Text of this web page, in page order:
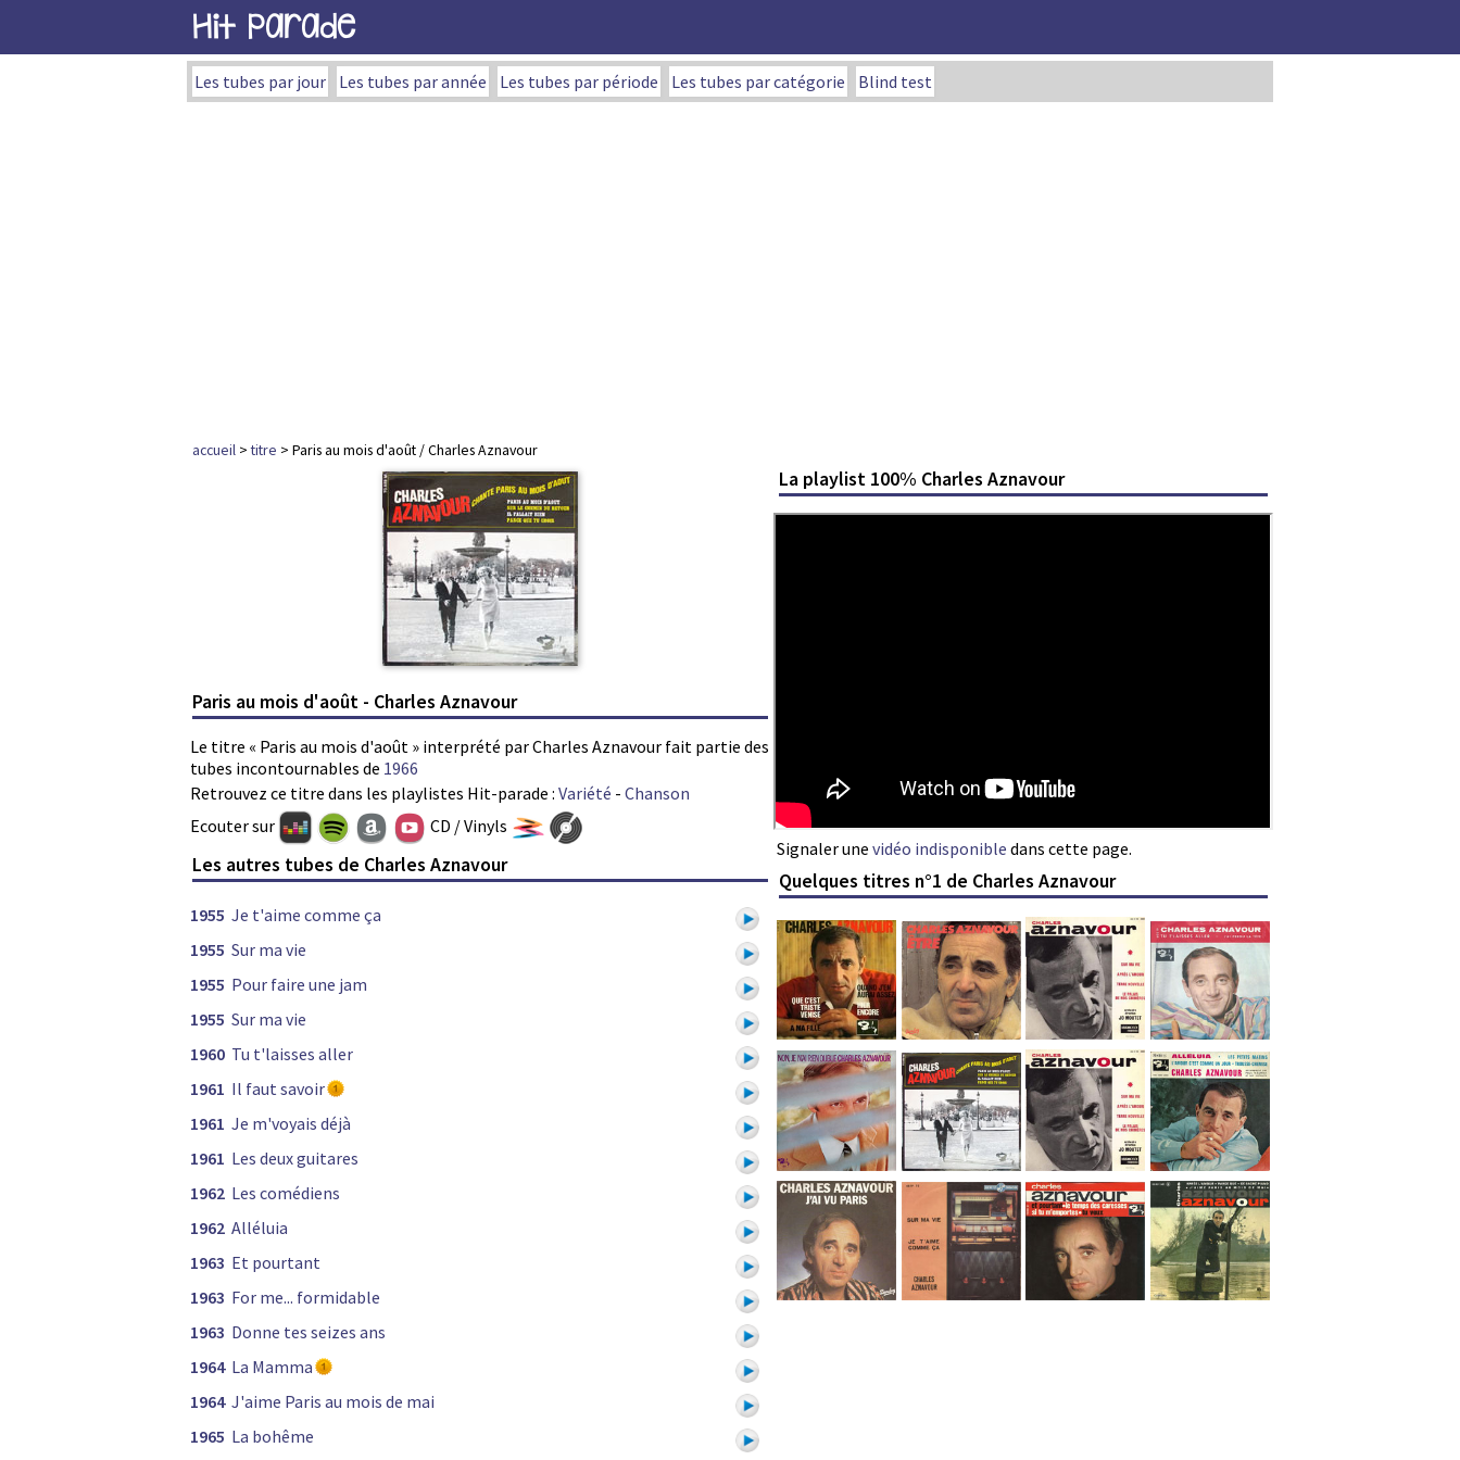
Hit Parade
Les tubes par jour Les tubes par année Les tubes par période Les tubes par catégorie Blind test
accueil >titre > Paris au mois d'août / Charles Aznavour
Paris au mois d'août - Charles Aznavour
Le titre « Paris au mois d'août » interprété par Charles Aznavour fait partie des
tubes incontournables de 1966
Retrouvez ce titre dans les playlistes Hit-parade : Variété - Chanson
La playlist 100% Charles Aznavour
Signaler une vidéo indisponible dans cette page.
Ecouter sur CD / Vinyls
Les autres tubes de Charles Aznavour
1955 Je t'aime comme ça
1955 Sur ma vie
1955 Pour faire une jam
1955 Sur ma vie
1960 Tu t'laisses aller
1961 Il faut savoir
1961 Je m'voyais déjà
1961 Les deux guitares
1962 Les comédiens
1962 Alléluia
1963 Et pourtant
1963 For me... formidable
1963 Donne tes seizes ans
1964 La Mamma
1964 J'aime Paris au mois de mai
1965 La bohême
Quelques titres n°1 de Charles Aznavour